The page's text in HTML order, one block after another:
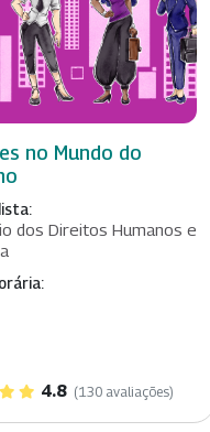
no Mundo do
dos Direitos Humanos e
4.8 (130 avaliações)